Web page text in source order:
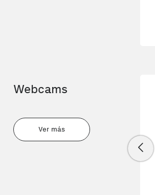
Webcams
Ver más